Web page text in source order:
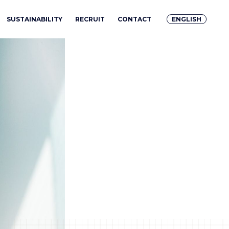
SUSTAINABILITY RECRUIT CONTACT ENGLISH